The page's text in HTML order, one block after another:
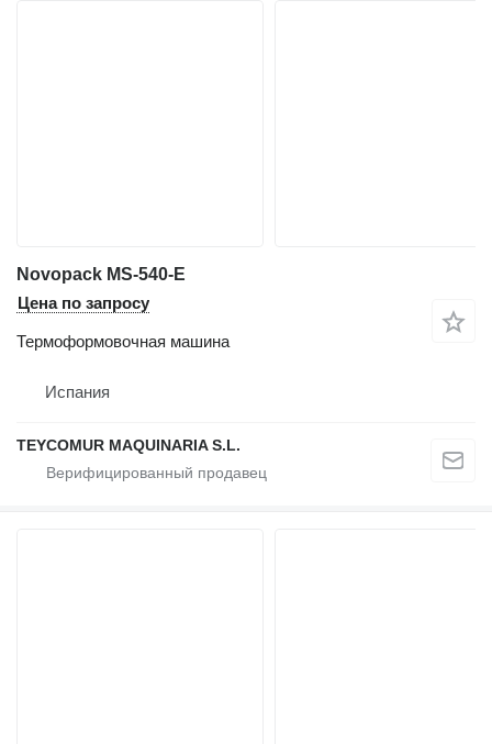
Novopack MS-540-E
Цена по запросу
Термоформовочная машина
Испания
TEYCOMUR MAQUINARIA S.L.